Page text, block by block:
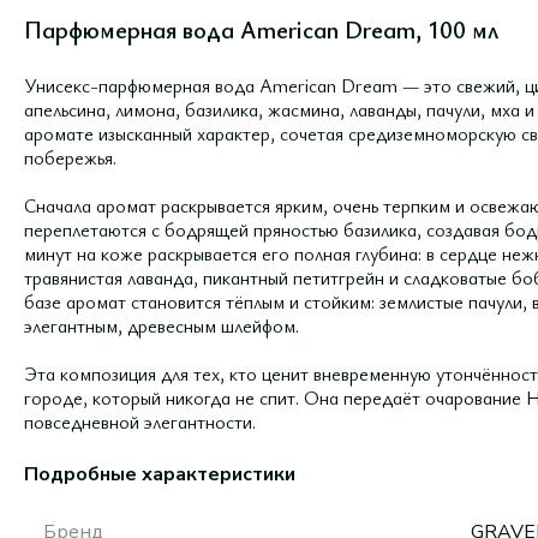
Парфюмерная вода American Dream, 100 мл
Унисекс-парфюмерная вода American Dream — это свежий,
апельсина, лимона, базилика, жасмина, лаванды, пачули, мха
аромате изысканный характер, сочетая средиземноморскую
побережья.
Сначала аромат раскрывается ярким, очень терпким и
переплетаются с бодрящей пряностью базилика, создавая
минут на коже раскрывается его полная глубина: в сердце
травянистая лаванда, пикантный петитгрейн и сладковатые
базе аромат становится тёплым и стойким: землистые
элегантным, древесным шлейфом.
Эта композиция для тех, кто ценит вневременную
городе, который никогда не спит. Она передаёт
повседневной элегантности.
Подробные характеристики
Бренд